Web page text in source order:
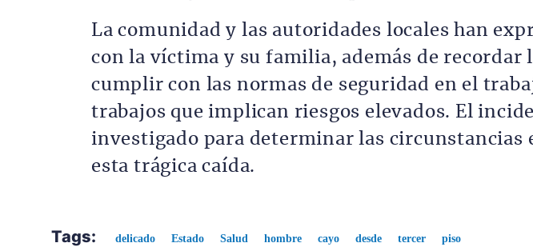
La comunidad y las autoridades locales han
con la víctima y su familia, además de recordar
cumplir con las normas de seguridad en el
trabajos que implican riesgos elevados. El
investigado para determinar las circunstancias
esta trágica caída.
Tags: delicado Estado Salud hombre cayo desde tercer piso